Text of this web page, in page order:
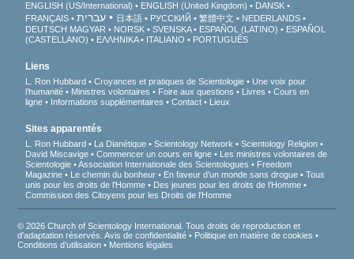
ENGLISH (US/International) ENGLISH (United Kingdom)
DANSK
FRANÇAIS
עברית 日本語 РУССКИЙ 繁體中文
NEDERLANDS
DEUTSCH MAGYAR NORSK SVENSKA ESPAÑOL (LATINO)
ESPAÑOL
(CASTELLANO)
ΕΛΛΗΝΙΚA ITALIANO PORTUGUÊS
Liens
L. Ron Hubbard Croyances et pratiques de Scientologie
Une voix pour
l’humanité
Ministres volontaires Foire aux questions Livres
Cours en
ligne
Informations supplémentaires Contact Lieux
Sites apparentés
L. Ron Hubbard La Dianétique Scientology Network
Scientology Religion
David Miscavige
Commencer un cours en ligne
Les ministres volontaires de
Scientologie
Association Internationale des Scientologues
Freedom
Magazine
Le chemin du bonheur En faveur d’un monde sans drogue
Tous
unis pour les droits de l’Homme
Des jeunes pour les droits de l’Homme
Commission des Citoyens pour les Droits de l’Homme
© 2026 Church of Scientology International. Tous droits de reproduction et
d’adaptation réservés.Avis de confidentialité • Politique en matière de cookies •
Conditions d’utilisation • Mentions légales